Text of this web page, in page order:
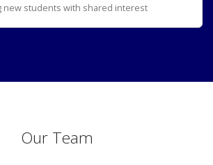
new students with shared interest
Our Team